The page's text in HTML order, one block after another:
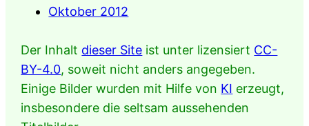
Oktober 2012
Der Inhalt dieser Site ist unter lizensiert CC-
BY-4.0, soweit nicht anders angegeben.
Einige Bilder wurden mit Hilfe von KI erzeugt,
insbesondere die seltsam aussehenden